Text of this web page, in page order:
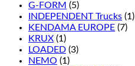
G-FORM (5)
INDEPENDENT Trucks (1)
KENDAMA EUROPE (7)
KRUX (1)
LOADED (3)
NEMO (1)